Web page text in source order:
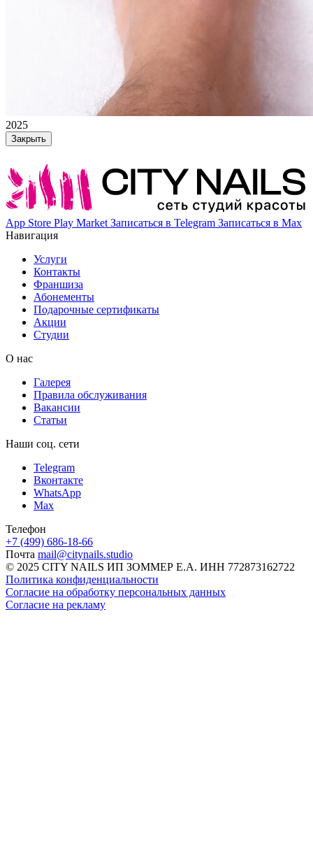
2025
Закрыть
App Store Play Market Записаться в Telegram Записаться в Max
Навигация
Услуги
Контакты
Франшиза
Абонементы
Подарочные сертификаты
Акции
Студии
О нас
Галерея
Правила обслуживания
Вакансии
Статьи
Наши соц. сети
Telegram
Вконтакте
WhatsApp
Max
Телефон
+7 (499) 686-18-66
Почта mail@citynails.studio
© 2025 CITY NAILS ИП ЗОММЕР Е.А. ИНН 772873162722
Политика конфиденциальности
Согласие на обработку персональных данных
Согласие на рекламу